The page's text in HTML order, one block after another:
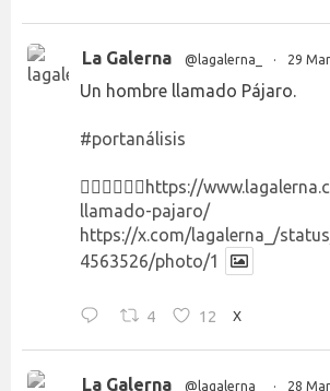
La Galerna @lagalerna_ · 29 Mar
Un hombre llamado Pájaro.
#portanálisis
👉🏻👉🏻👉🏻 https://
llamado-pajaro/
https://x.com/lagalerna_/
4563526/photo/1
4 12 X
La Galerna @lagalerna_ · 28 Mar